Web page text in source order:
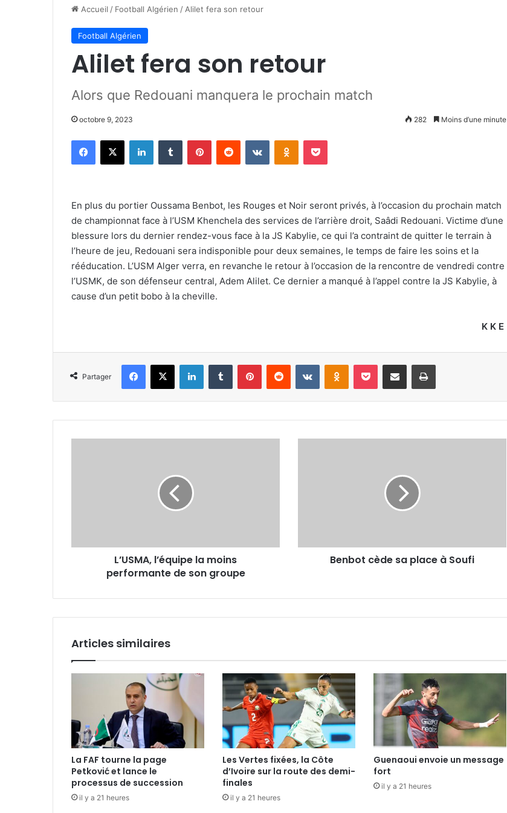
Accueil / Football Algérien / Alilet fera son retour
Football Algérien
Alilet fera son retour
Alors que Redouani manquera le prochain match
octobre 9, 2023 282 Moins d’une minute
Facebook
X LinkedinTumblr PinterestReddit VKontakteOdnoklassniki
Pocket
En plus du portier Oussama Benbot, les Rouges et Noir seront privés, à l’occasion du prochain match
de championnat face à l’USM Khenchela des services de l’arrière droit, Saâdi Redouani. Victime d’une
blessure lors du dernier rendez-vous face à la JS Kabylie, ce qui l’a contraint de quitter le terrain à
l’heure de jeu, Redouani sera indisponible pour deux semaines, le temps de faire les soins et la
rééducation. L’USM Alger verra, en revanche le retour à l’occasion de la rencontre de vendredi contre
l’USMK, de son défenseur central, Adem Alilet. Ce dernier a manqué à l’appel contre la JS Kabylie, à
cause d’un petit bobo à la cheville.
K K E
Partager
Facebook
X LinkedinTumblr PinterestReddit VKontakteOdnoklassniki
Pocket Partager par email Imprimer
L’USMA, l’équipe la moins
performante de son groupe
Benbot cède sa place à Soufi
Articles similaires
La FAF tourne la page
Petković et lance le
processus de succession
il y a 21 heures
Les Vertes fixées, la Côte
d’Ivoire sur la route des demi-
finales
il y a 21 heures
Guenaoui envoie un message
fort
il y a 21 heures